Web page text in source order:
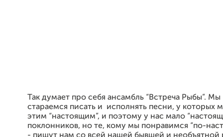
Так думает про себя ансамбль “Встреча Рыбы”. Мы
стараемся писать и исполнять песни, у которых
этим “настоящим”, и поэтому у нас мало
поклонников, но те, кому мы понравимся “по-